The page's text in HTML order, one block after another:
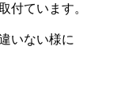
付ています。
いない様に